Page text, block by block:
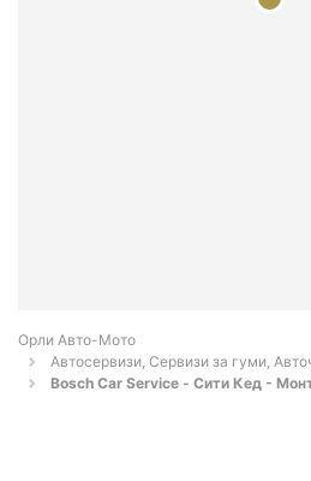
Орли Aвто-Mото
Автосервизи, Сервизи за гуми,
Bosch Car Service - Сити Кед -